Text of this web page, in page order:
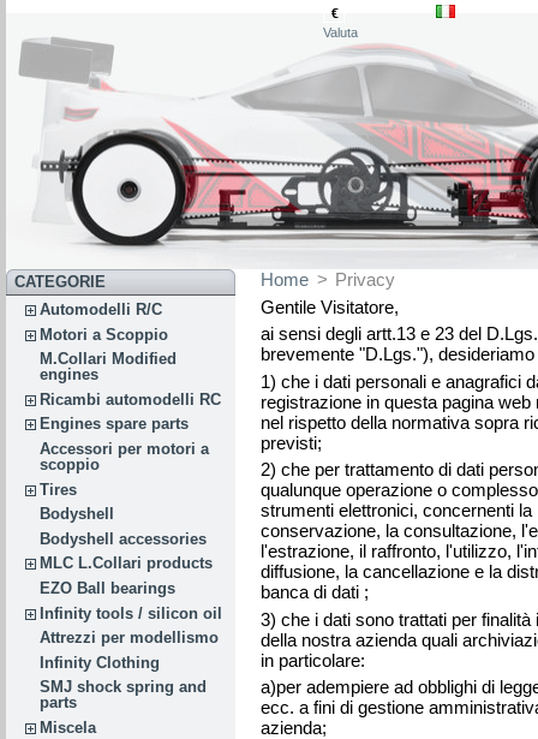
€
Valuta
CATEGORIE
Automodelli R/C
Motori a Scoppio
M.Collari Modified
engines
Ricambi automodelli RC
Engines spare parts
Accessori per motori a
scoppio
Tires
Bodyshell
Bodyshell accessories
MLC L.Collari products
EZO Ball bearings
Infinity tools / silicon oil
Attrezzi per modellismo
Infinity Clothing
SMJ shock spring and
parts
Miscela
Home > Privacy
Gentile Visitatore,
ai sensi degli artt.13 e 23 del
brevemente "D.Lgs."),
1) che i dati personali e anagrafici
registrazione in questa pagina
nel rispetto della normativa sopra
previsti;
2) che per trattamento di dati
qualunque operazione o
strumenti elettronici, concernenti
conservazione, la consultazione,
l'estrazione, il raffronto, l'utilizzo,
diffusione, la cancellazione e la
banca di dati ;
3) che i dati sono trattati per
della nostra azienda quali
in particolare:
a)per adempiere ad obblighi di
ecc. a fini di gestione
azienda;